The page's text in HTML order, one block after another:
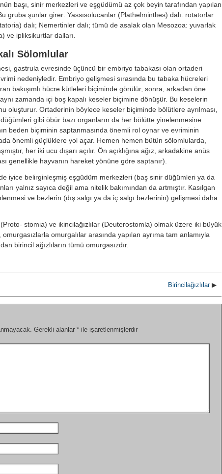
başı, sinir merkezleri ve eşgüdümü az çok beyin tarafından yapılan
gruba şunlar girer: Yassısolucanlar (Plathelmintlıes) dalı: rotatorlar
dalı; Nemertinler dalı; tümü de asalak olan Mesozoa: yuvarlak
ve ipliksikurtlar dalları.
Sölomlular
gastrula evresinde üçüncü bir embriyo tabakası olan ortaderi
nedeniyledir. Embriyo gelişmesi sırasında bu tabaka hücreleri
bakışımlı hücre kütleleri biçiminde görülür, sonra, arkadan öne
zamanda içi boş kapalı keseler biçimine dönüşür. Bu keselerin
oluşturur. Ortaderinin böylece keseler biçiminde bölütlere ayrılması,
gibi öbür bazı organların da her bölütte yinelenmesine
beden biçiminin saptanmasında önemli rol oynar ve evriminin
önemli güçlüklere yol açar. Hemen hemen bütün sölomlularda,
her iki ucu dışarı açılır. Ön açıklığına ağız, arkadakine anüs
genellikle hayvanın hareket yönüne göre saptanır).
iyice belirginleşmiş eşgüdüm merkezleri (baş sinir düğümleri ya da
yalnız sayıca değil ama nitelik bakımından da artmıştır. Kasılgan
ve bezlerin (dış salgı ya da iç salgı bezlerinin) gelişmesi daha
stomia) ve ikincilağızlılar (Deuterostomla) olmak üzere iki büyük
omurgalılar arasında yapılan ayrıma tam anlamıyla
birincil ağızlıların tümü omurgasızdır.
Birincilağızlılar▶
Gerekli alanlar * ile işaretlenmişlerdir